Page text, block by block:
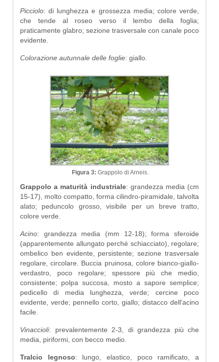
Picciolo: di lunghezza e grossezza media; colore verde,
che tende al roseo verso il lembo della foglia;
praticamente glabro; sezione trasversale con canale poco
evidente.
Colorazione autunnale delle foglie: giallo.
Figura 3: Grappolo di Arneis.
Grappolo a maturità industriale: grandezza media (cm
15-17), molto compatto, forma cilindro-piramidale, talvolta
alato; peduncolo grosso, visibile per un breve tratto,
colore verde.
Acino: grandezza media (mm 12-18); forma sferoide
(apparentemente allungato perché schiacciato), regolare;
ombelico ben evidente, persistente; sezione trasversale
regolare, circolare. Buccia pruinosa, colore bianco-giallo-
verdastro, poco regolare; spessore più che medio,
consistente; polpa succosa, mosto a sapore semplice;
pedicello di media lunghezza, verde; cercine poco
evidente, verde; pennello corto, giallo; distacco dell'acino
facile.
Vinaccioli: prevalentemente 2-3, di grandezza più che
media, piriformi, con becco medio.
Tralcio legnoso: lungo, elastico, poco ramificato, a